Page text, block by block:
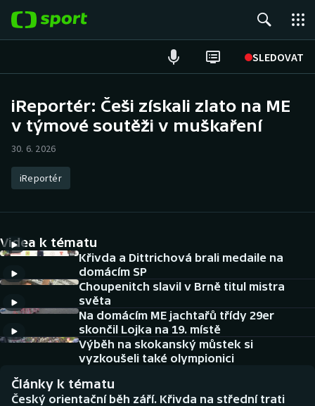
SLEDOVAT
Hokej
Atletika
DALŠÍ SPORTY
Americký fotbal
Baseball a softbal
Biatlon
NEPŘEHLÉDNĚTE
Historické návraty
Aplikace ČT sport
iReportér: Češi získali zlato na ME
v týmové soutěži v muškaření
30. 6. 2026
iReportér
Videa k tématu
Křivda a Dittrichová brali medaile na
domácím SP
Choupenitch slavil v Brně titul mistra
světa
Na domácím ME jachtařů třídy 29er
skončil Lojka na 19. místě
Výběh na skokanský můstek si
vyzkoušeli také olympionici
Články k tématu
Český orientační běh září. Křivda na střední trati